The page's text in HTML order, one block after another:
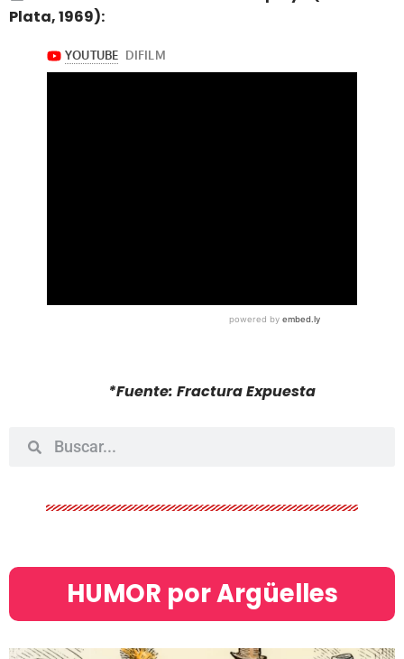
Plata, 1969):
*Fuente: Fractura Expuesta
HUMOR por Argüelles​